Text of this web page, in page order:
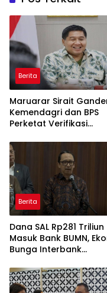
Berita
Maruarar Sirait
Kemendagri dan BPS
Perketat Verifikasi
Rumah BSPS
Berita
Dana SAL Rp281 Triliun
Masuk Bank BUMN,
Bunga Interbank